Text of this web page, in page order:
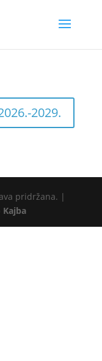
2029.
pridržana. |
Kajba